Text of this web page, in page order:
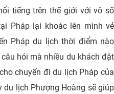
tiếng trên thế giới với vô số
Pháp lại khoác lên mình vẻ
Pháp du lịch thời điểm nào
hỏi mà nhiều du khách đặt
chuyến đi du lịch Pháp của
du lịch Phượng Hoàng sẽ giúp